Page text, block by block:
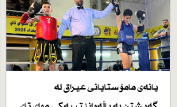
یانەی مامۆستایانی عیراق لە